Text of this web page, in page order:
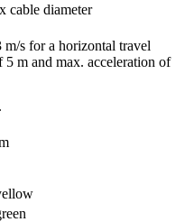
cable diameter
m/s for a horizontal travel
5 m and max. acceleration of